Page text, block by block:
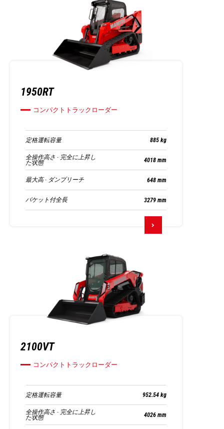
1950RT
コンパクトトラックローダー
定格運転容量 885 kg
全操作高さ - 完全に上昇し
た状態 4018 mm
最大高 - ダンプリーチ 648 mm
バケット付全長 3279 mm
2100VT
コンパクトトラックローダー
定格運転容量 952.54 kg
全操作高さ - 完全に上昇し
た状態 4026 mm